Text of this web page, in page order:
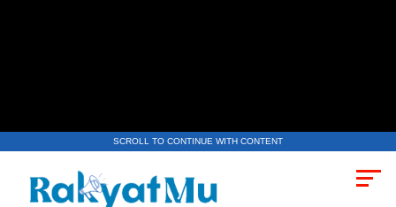
SCROLL TO CONTINUE WITH CONTENT